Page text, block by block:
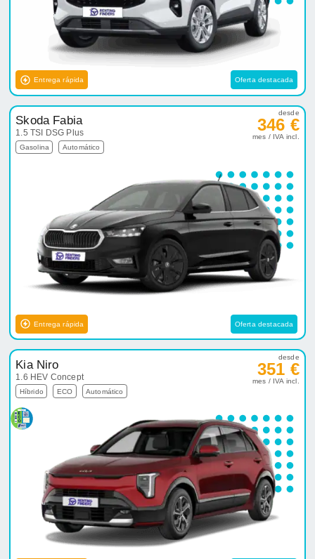
Entrega rápida Oferta destacada
Skoda Fabia
1.5 TSI DSG Plus
Gasolina Automático
desde
346 €
mes / IVA incl.
Entrega rápida Oferta destacada
Kia Niro
1.6 HEV Concept
Híbrido ECO Automático
desde
351 €
mes / IVA incl.